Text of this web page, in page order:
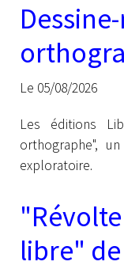
Libertalia
Le 05/08/2026
Les éditions
orthographe",
exploratoire.
libre"